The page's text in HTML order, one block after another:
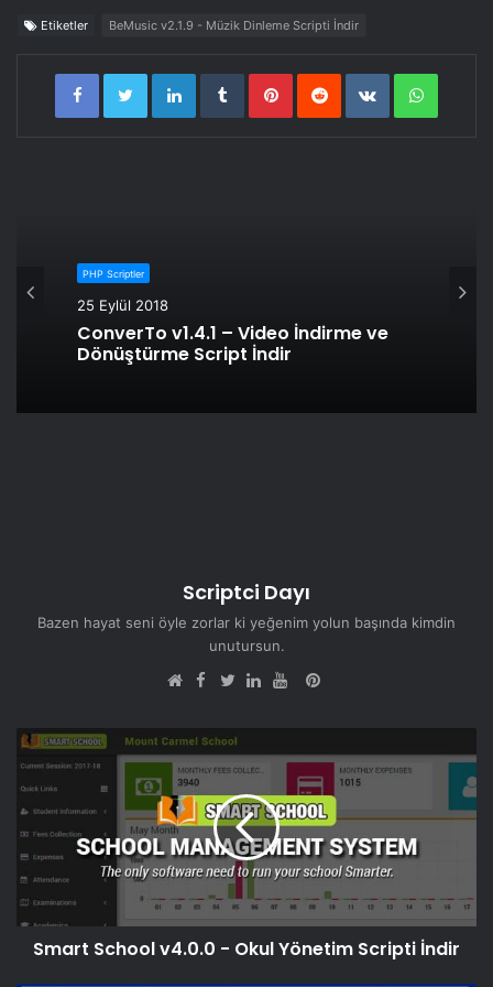
Etiketler BeMusic v2.1.9 - Müzik Dinleme Scripti İndir
LinkedInTumblrPinterestReddit VKontakte
PHP Scriptler
25 Eylül 2018
ConverTo v1.4.1 – Video İndirme ve
Dönüştürme Script İndir
Scriptci Dayı
Bazen hayat seni öyle zorlar ki yeğenim yolun başında kimdin
unutursun.
sitesi
Facebook
Pinterest
Smart School v4.0.0 - Okul Yönetim Scripti İndir